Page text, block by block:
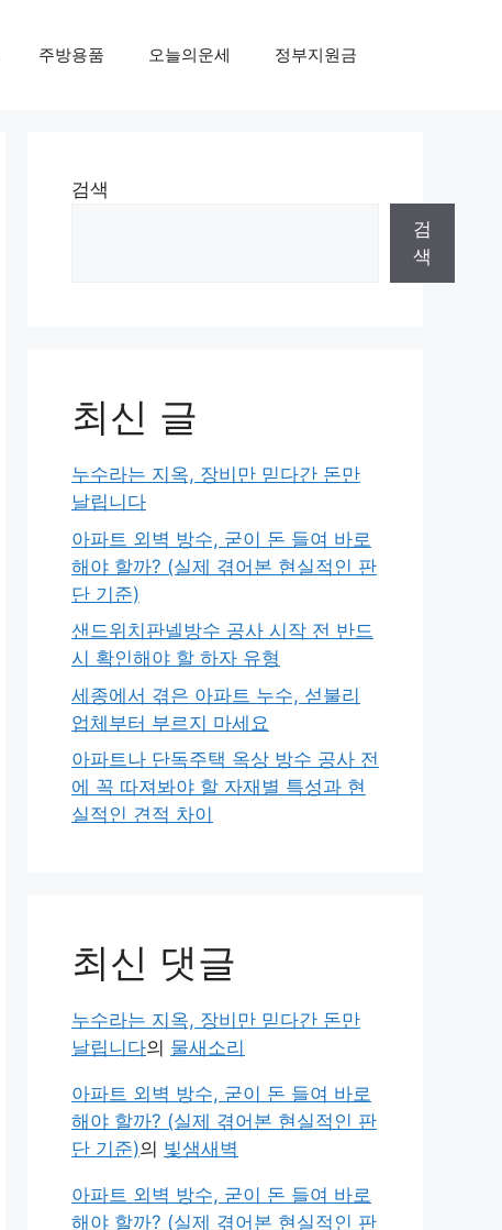
주방용품 오늘의운세 정부지원금
검색
검
색
최신 글
누수라는 지옥, 장비만 믿다간 돈만
날립니다
아파트 외벽 방수, 굳이 돈 들여 바로
해야 할까? (실제 겪어본 현실적인 판
단 기준)
샌드위치판넬방수 공사 시작 전 반드
시 확인해야 할 하자 유형
세종에서 겪은 아파트 누수, 섣불리
업체부터 부르지 마세요
아파트나 단독주택 옥상 방수 공사 전
에 꼭 따져봐야 할 자재별 특성과 현
실적인 견적 차이
최신 댓글
누수라는 지옥, 장비만 믿다간 돈만
날립니다의 물새소리
아파트 외벽 방수, 굳이 돈 들여 바로
해야 할까? (실제 겪어본 현실적인 판
단 기준)의 빛샘새벽
아파트 외벽 방수, 굳이 돈 들여 바로
해야 할까? (실제 겪어본 현실적인 판